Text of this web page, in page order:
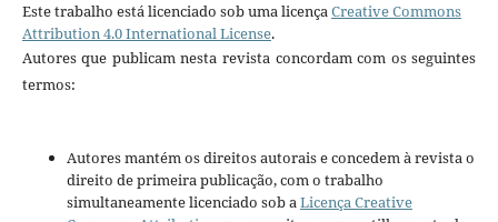
Este trabalho está licenciado sob uma licençaCreative Commons
Attribution 4.0 International License.
Autores que publicam nesta revista concordam com os seguintes
termos:
Autores mantém os direitos autorais e concedem à revista o
direito de primeira publicação, com o trabalho
simultaneamente licenciado sob aLicença Creative